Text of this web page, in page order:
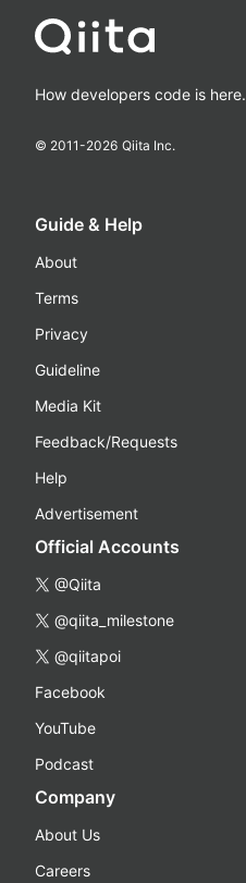
How developers code is here.
© 2011-2026 Qiita Inc.
Guide & Help
About
Terms
Privacy
Guideline
Media Kit
Feedback/Requests
Help
Advertisement
Official Accounts
@Qiita
@qiita_milestone
@qiitapoi
Facebook
YouTube
Podcast
Company
About Us
Careers